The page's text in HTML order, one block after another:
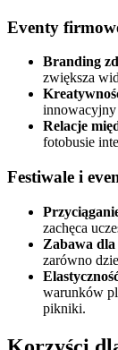
Eventy
Branding
zwiększa
innowacyjny
Relacje
fotobusie
Festiwale i
zachęca
Zabawa
zarówno
warunków
pikniki.